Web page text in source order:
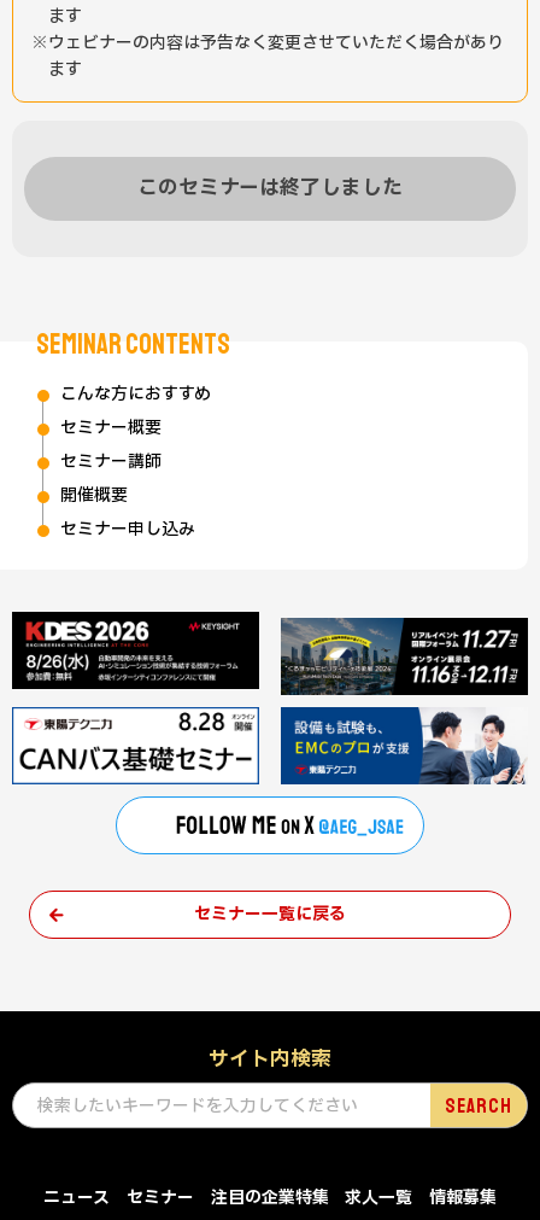
SEMINAR CONTENTS
こんな方におすすめ
セミナー概要
セミナー講師
開催概要
セミナー申し込み
ます
ウェビナーの内容は予告なく変更させていただく場合があり
ます
このセミナーは終了しました
セミナー一覧に戻る
サイト内検索
ニュース セミナー 注目の企業特集 求人一覧 情報募集